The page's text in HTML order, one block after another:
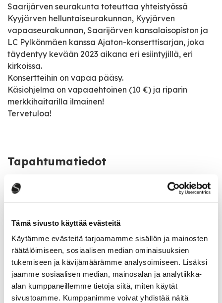
Tämä sivusto käyttää evästeitä
Käytämme evästeitä tarjoamamme sisällön ja mainosten
räätälöimiseen, sosiaalisen median ominaisuuksien
tukemiseen ja kävijämäärämme analysoimiseen. Lisäksi
jaamme sosiaalisen median, mainosalan ja analytiikka-
alan kumppaneillemme tietoja siitä, miten käytät
sivustoamme. Kumppanimme voivat yhdistää näitä
Saarijärven seurakunta toteuttaa yhteistyössä
Kyyjärven helluntaiseurakunnan, Kyyjärven
vapaaseurakunnan, Saarijärven kansalaisopiston ja
LC Pylkönmäen kanssa Ajaton-konserttisarjan, joka
täydentyy kevään 2023 aikana eri esiintyjillä, eri
kirkoissa.
Konsertteihin on vapaa pääsy.
Käsiohjelma on vapaaehtoinen (10 €) ja riparin
merkkihaitarilla ilmainen!
Tervetuloa!
Tapahtumatiedot
Tapahtuman järjestäjä
Katso kaikki tapahtumat
Jaa tapahtuma: